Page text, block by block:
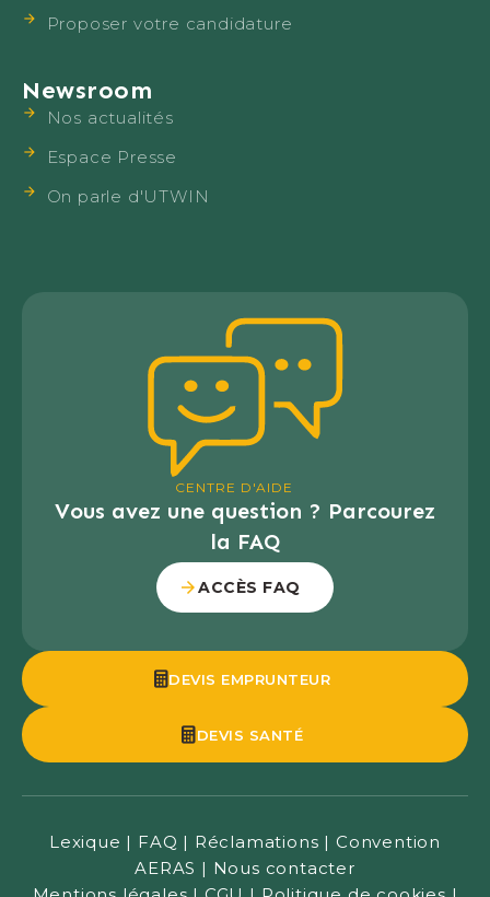
Proposer votre candidature
Newsroom
Nos actualités
Espace Presse
On parle d'UTWIN
CENTRE D'AIDE
Vous avez une question ? Parcourez
la FAQ
ACCÈS FAQ
DEVIS EMPRUNTEUR
DEVIS SANTÉ
Lexique | FAQ | Réclamations | Convention
AERAS | Nous contacter